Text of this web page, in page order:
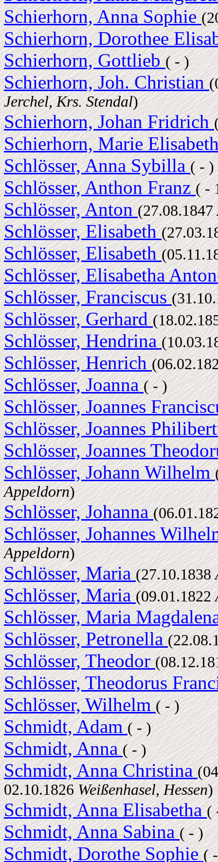
Schierhorn, Anna Sophie
Schierhorn, Dorothee
Schierhorn, Gottlieb( - )
Schierhorn, Joh. Christian
Jerchel, Krs. Stendal)
Schierhorn, Johan Fridrich
Schierhorn, Marie
Schlösser, Anna Sybilla( - )
Schlösser, Anthon Franz( -
Schlösser, Anton(27.08.1847
Schlösser, Elisabeth
Schlösser, Elisabeth
Schlösser, Elisabetha
Schlösser, Franciscus
Schlösser, Gerhard
Schlösser, Hendrina
Schlösser, Henrich
Schlösser, Joanna( - )
Schlösser, Joannes
Schlösser, Joannes
Schlösser, Joannes
Schlösser, Johann Wilhelm
Appeldorn)
Schlösser, Johanna
Schlösser, Johannes
Appeldorn)
Schlösser, Maria(27.10.1838
Schlösser, Maria(09.01.1822
Schlösser, Maria
Schlösser, Petronella
Schlösser, Theodor
Schlösser, Theodorus
Schlösser, Wilhelm( - )
Schmidt, Adam( - )
Schmidt, Anna( - )
Schmidt, Anna Christina
02.10.1826Weißenhasel, Hessen)
Schmidt, Anna Elisabetha(
Schmidt, Anna Sabina( - )
Schmidt, Dorothe Sophie(